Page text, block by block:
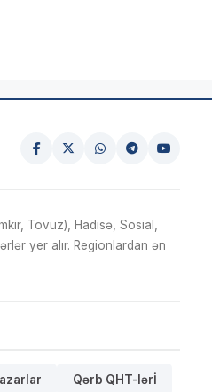
Tovuz), Hadisə, Sosial,
yer alır. Regionlardan ən
Qərb QHT-lərİ